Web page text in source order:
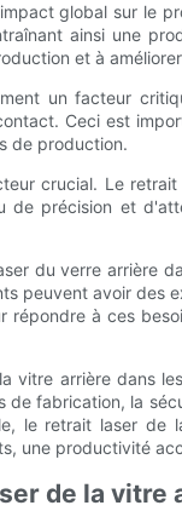
global sur le
ainsi une
et à
un facteur
Ceci est
de production.
crucial. Le
de précision et
du verre
peuvent avoir des
à ces
vitre arrière dans
de fabrication, la
le retrait laser
une productivité
de la